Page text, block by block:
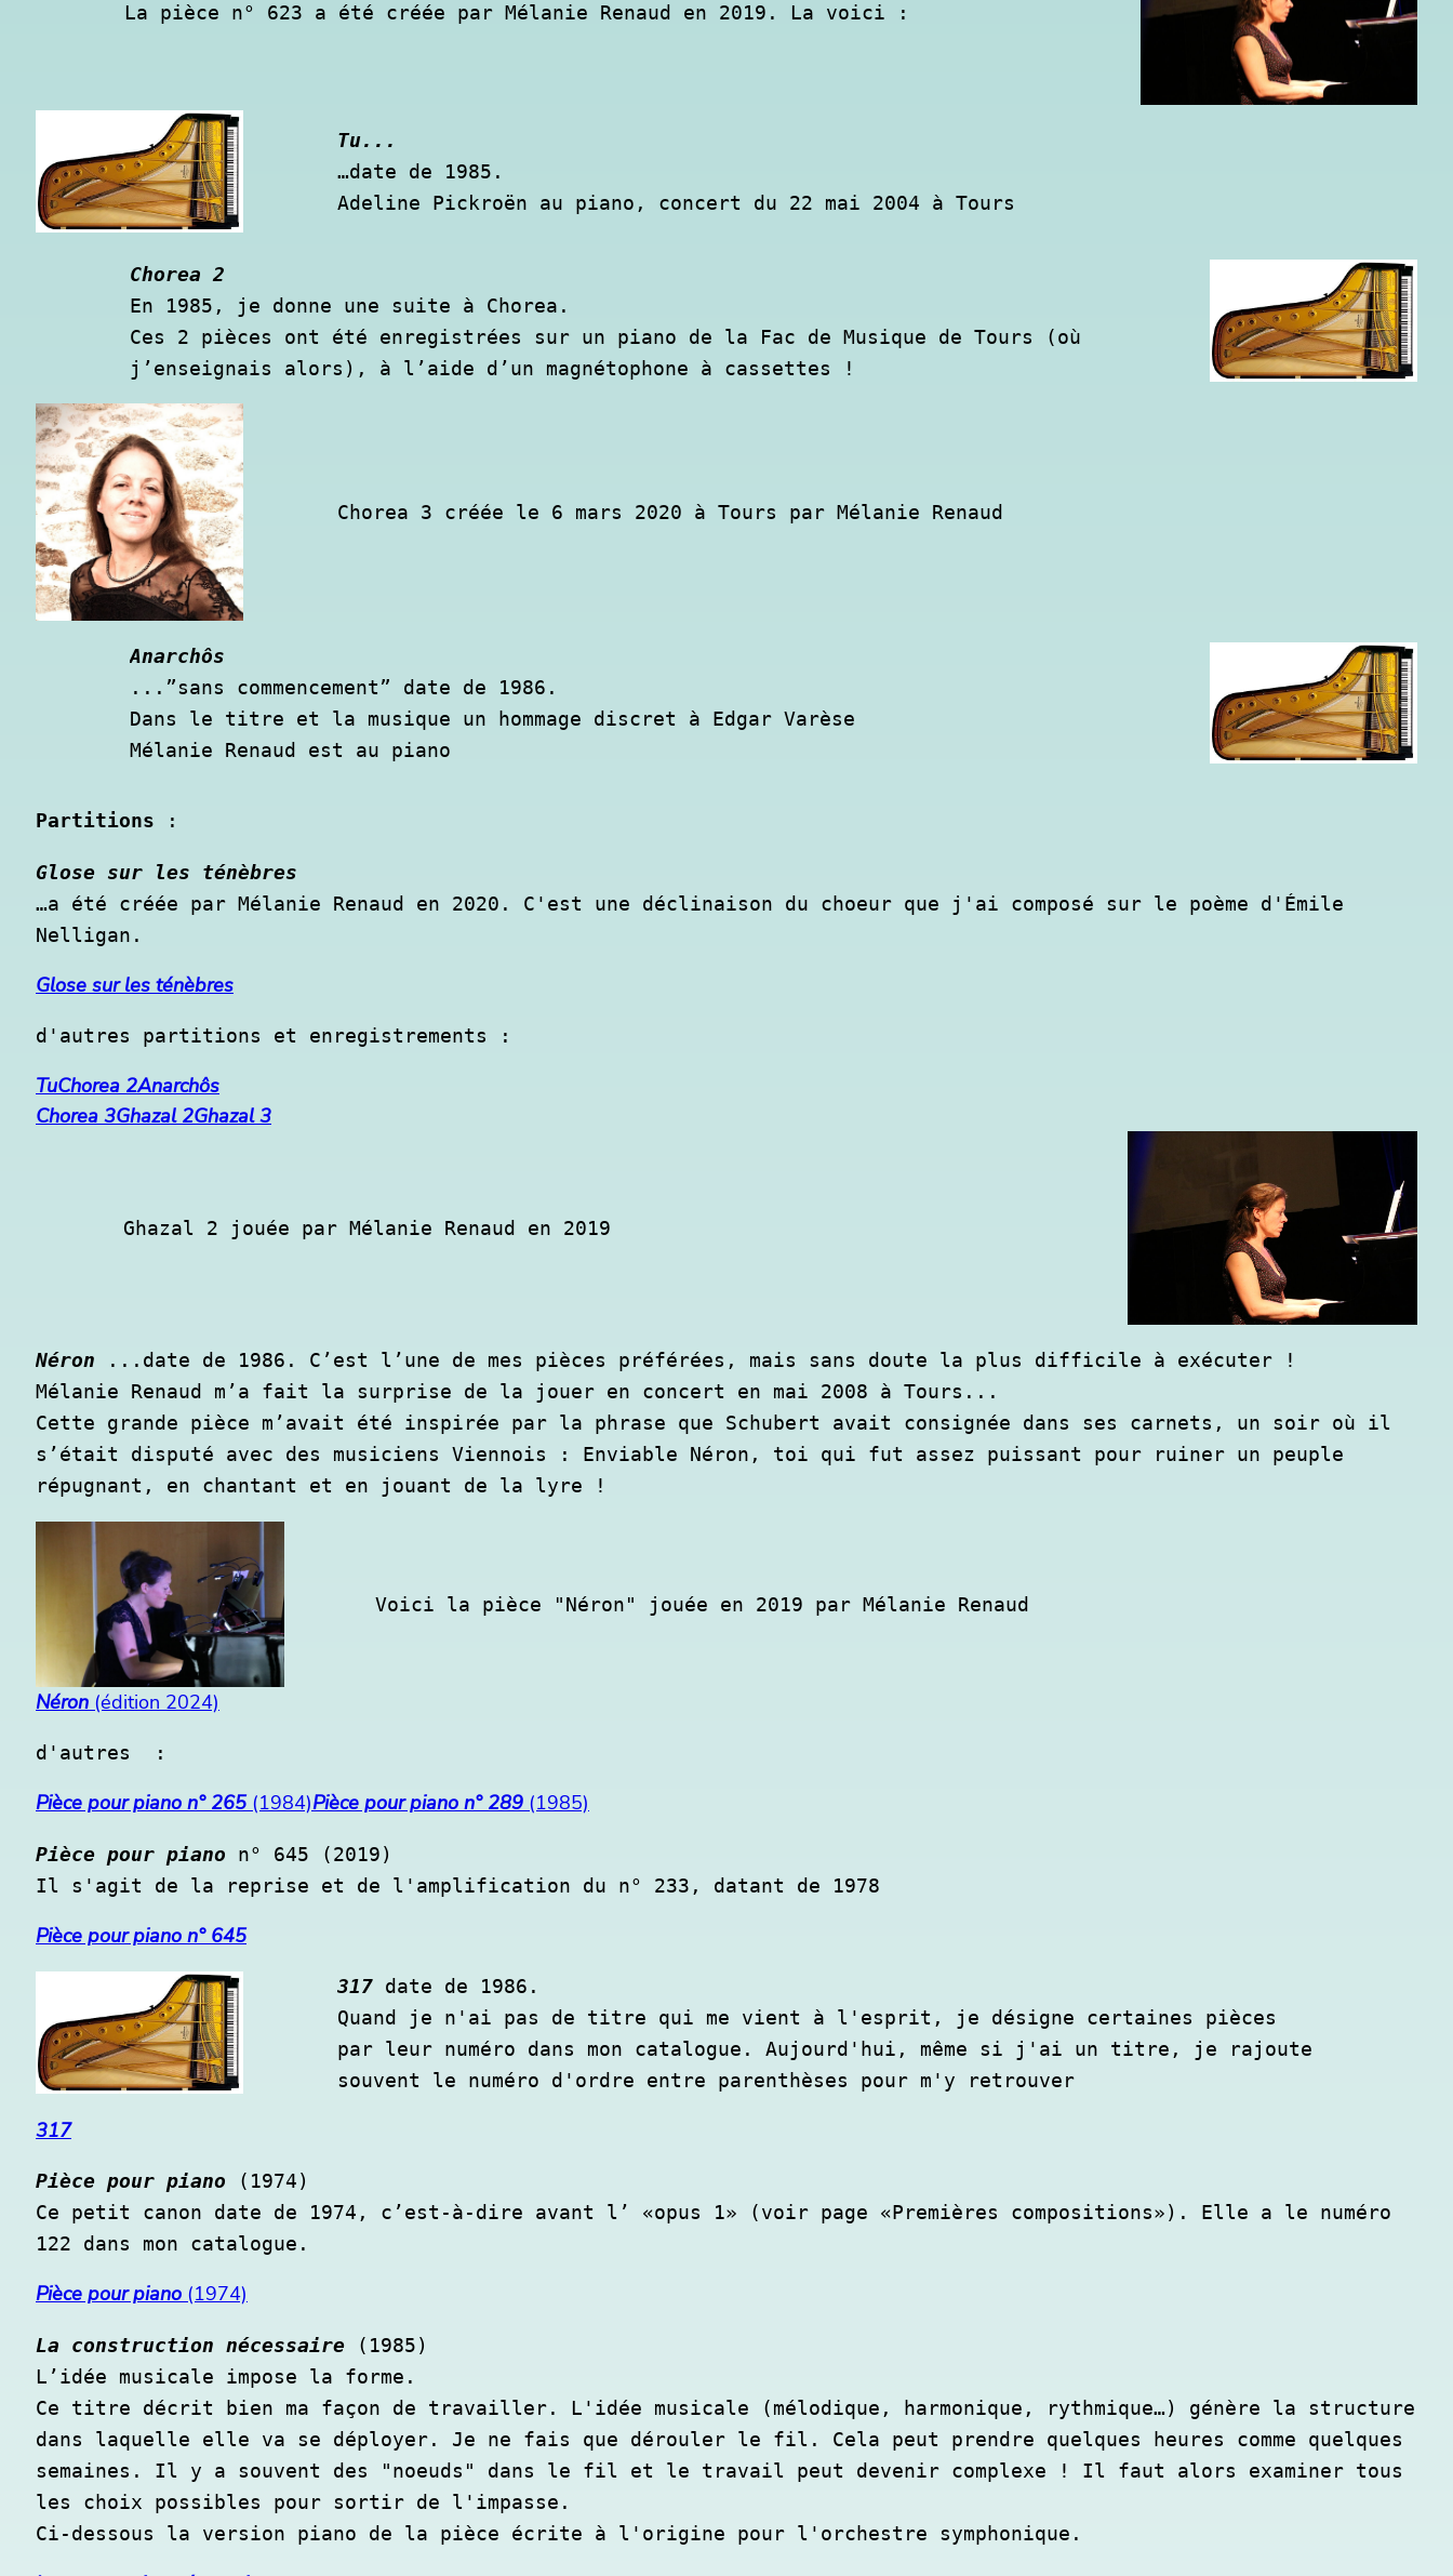
La pièce n° 623 a été créée par Mélanie Renaud en 2019. La voici :
Tu...
…date de 1985.
Adeline Pickroën au piano, concert du 22 mai 2004 à Tours
Chorea 2
En 1985, je donne une suite à Chorea.
Ces 2 pièces ont été enregistrées sur un piano de la Fac de Musique de Tours (où
j’enseignais alors), à l’aide d’un magnétophone à cassettes !
Chorea 3 créée le 6 mars 2020 à Tours par Mélanie Renaud
Anarchôs
...”sans commencement” date de 1986.
Dans le titre et la musique un hommage discret à Edgar Varèse
Mélanie Renaud est au piano
Partitions :
Glose sur les ténèbres
…a été créée par Mélanie Renaud en 2020. C'est une déclinaison du choeur que j'ai composé sur le poème d'Émile
Nelligan.
Glose sur les ténèbres
d'autres partitions et enregistrements :
TuChorea 2Anarchôs
Chorea 3Ghazal 2Ghazal 3
Ghazal 2 jouée par Mélanie Renaud en 2019
Néron ...date de 1986. C’est l’une de mes pièces préférées, mais sans doute la plus difficile à exécuter !
Mélanie Renaud m’a fait la surprise de la jouer en concert en mai 2008 à Tours...
Cette grande pièce m’avait été inspirée par la phrase que Schubert avait consignée dans ses carnets, un soir où il
s’était disputé avec des musiciens Viennois : Enviable Néron, toi qui fut assez puissant pour ruiner un peuple
répugnant, en chantant et en jouant de la lyre !
Voici la pièce "Néron" jouée en 2019 par Mélanie Renaud
Néron (édition 2024)
d'autres  :
Pièce pour piano n° 265 (1984)Pièce pour piano n° 289 (1985)
Pièce pour piano n° 645 (2019)
Il s'agit de la reprise et de l'amplification du n° 233, datant de 1978
Pièce pour piano n° 645
317 date de 1986.
Quand je n'ai pas de titre qui me vient à l'esprit, je désigne certaines pièces
par leur numéro dans mon catalogue. Aujourd'hui, même si j'ai un titre, je rajoute
souvent le numéro d'ordre entre parenthèses pour m'y retrouver
317
Pièce pour piano
(1974)
Ce petit canon date de 1974, c’est-à-dire avant l’ «opus 1» (voir page «Premières compositions»). Elle a le numéro
122 dans mon catalogue.
Pièce pour piano (1974)
La construction nécessaire (1985)
L’idée musicale impose la forme.
Ce titre décrit bien ma façon de travailler. L'idée musicale (mélodique, harmonique, rythmique…) génère la structure
dans laquelle elle va se déployer. Je ne fais que dérouler le fil. Cela peut prendre quelques heures comme quelques
semaines. Il y a souvent des "noeuds" dans le fil et le travail peut devenir complexe ! Il faut alors examiner tous
les choix possibles pour sortir de l'impasse.
Ci-dessous la version piano de la pièce écrite à l'origine pour l'orchestre symphonique.